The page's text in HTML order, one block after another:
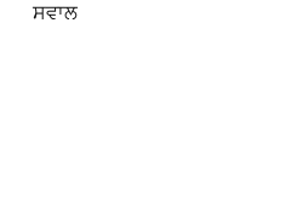
ਸਵਾਲ